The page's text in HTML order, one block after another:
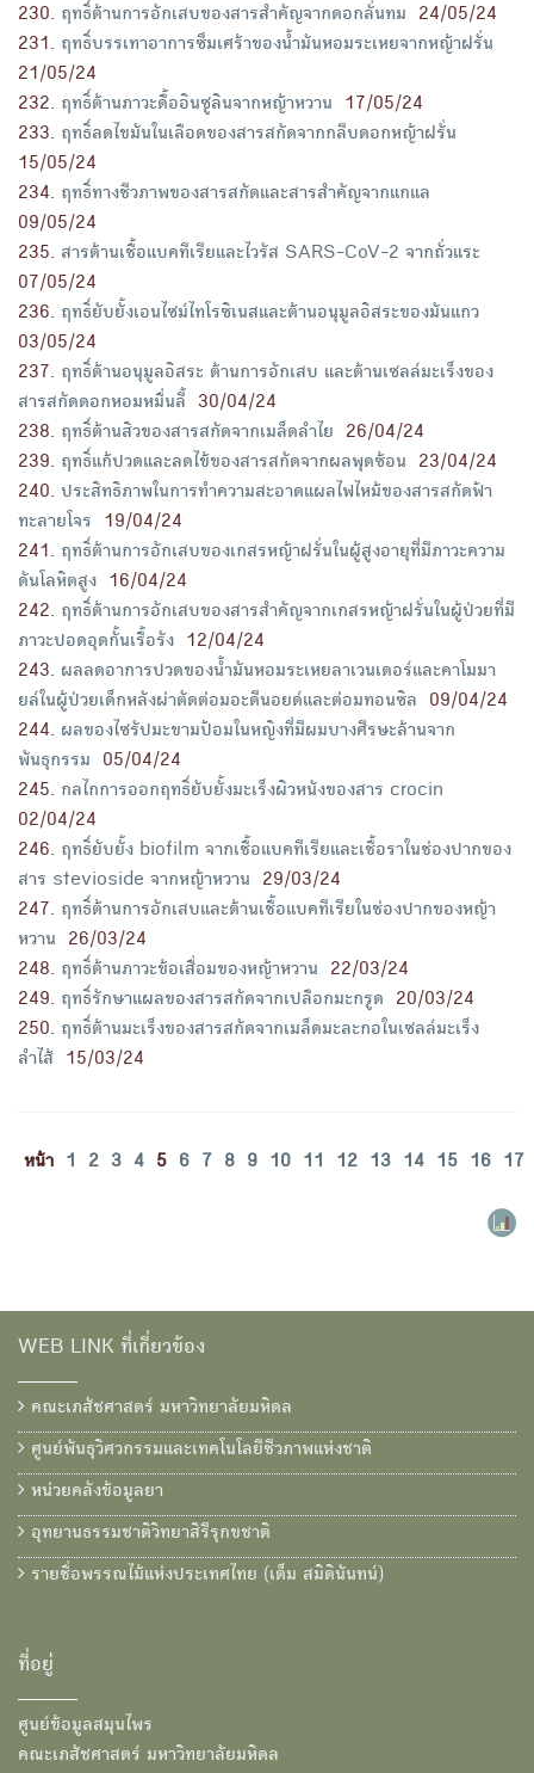
230. ฤทธิ์ต้านการอักเสบของสารสำคัญจากดอกลั่นทม
24/05/24
231. ฤทธิ์บรรเทาอาการซึมเศร้าของน้ำมันหอมระเหยจากหญ้าฝรั่น
21/05/24
232. ฤทธิ์ต้านภาวะดื้ออินซูลินจากหญ้าหวาน
17/05/24
233. ฤทธิ์ลดไขมันในเลือดของสารสกัดจากกลีบดอกหญ้าฝรั่น
15/05/24
234. ฤทธิ์ทางชีวภาพของสารสกัดและสารสำคัญจากแกแล
09/05/24
235. สารต้านเชื้อแบคทีเรียและไวรัส SARS-CoV-2 จากถั่วแระ
07/05/24
236. ฤทธิ์ยับยั้งเอนไซม์ไทโรซิเนสและต้านอนุมูลอิสระของมันแกว
03/05/24
237. ฤทธิ์ต้านอนุมูลอิสระ ต้านการอักเสบ และต้านเซลล์มะเร็งของ
สารสกัดดอกหอมหมื่นลี้
30/04/24
238. ฤทธิ์ต้านสิวของสารสกัดจากเมล็ดลำไย
26/04/24
239. ฤทธิ์แก้ปวดและลดไข้ของสารสกัดจากผลพุดซ้อน
23/04/24
240. ประสิทธิภาพในการทำความสะอาดแผลไฟไหม้ของสารสกัดฟ้า
ทะลายโจร
19/04/24
241. ฤทธิ์ต้านการอักเสบของเกสรหญ้าฝรั่นในผู้สูงอายุที่มีภาวะความ
ดันโลหิตสูง
16/04/24
242. ฤทธิ์ต้านการอักเสบของสารสำคัญจากเกสรหญ้าฝรั่นในผู้ป่วยที่มี
ภาวะปอดอุดกั้นเรื้อรัง
12/04/24
243. ผลลดอาการปวดของน้ำมันหอมระเหยลาเวนเดอร์และคาโมมา
ยล์ในผู้ป่วยเด็กหลังผ่าตัดต่อมอะดีนอยด์และต่อมทอนซิล
09/04/24
244. ผลของไซรัปมะขามป้อมในหญิงที่มีผมบางศีรษะล้านจาก
พันธุกรรม
05/04/24
245. กลไกการออกฤทธิ์ยับยั้งมะเร็งผิวหนังของสาร crocin
02/04/24
246. ฤทธิ์ยับยั้ง biofilm จากเชื้อแบคทีเรียและเชื้อราในช่องปากของ
สาร stevioside จากหญ้าหวาน
29/03/24
247. ฤทธิ์ต้านการอักเสบและต้านเชื้อแบคทีเรียในช่องปากของหญ้า
หวาน
26/03/24
248. ฤทธิ์ต้านภาวะข้อเสื่อมของหญ้าหวาน
22/03/24
249. ฤทธิ์รักษาแผลของสารสกัดจากเปลือกมะกรูด
20/03/24
250. ฤทธิ์ต้านมะเร็งของสารสกัดจากเมล็ดมะละกอในเซลล์มะเร็ง
ลำไส้
15/03/24
หน้า 1 2 3 4 5 6 7 8 9 10 11 12 13 14 15 16 17
WEB LINK ที่เกี่ยวข้อง
คณะเภสัชศาสตร์ มหาวิทยาลัยมหิดล
ศูนย์พันธุวิศวกรรมและเทคโนโลยีชีวภาพแห่งชาติ
หน่วยคลังข้อมูลยา
อุทยานธรรมชาติวิทยาสิรีรุกขชาติ
รายชื่อพรรณไม้แห่งประเทศไทย (เต็ม สมิตินันทน์)
ที่อยู่
ศูนย์ข้อมูลสมุนไพร
คณะเภสัชศาสตร์ มหาวิทยาลัยมหิดล